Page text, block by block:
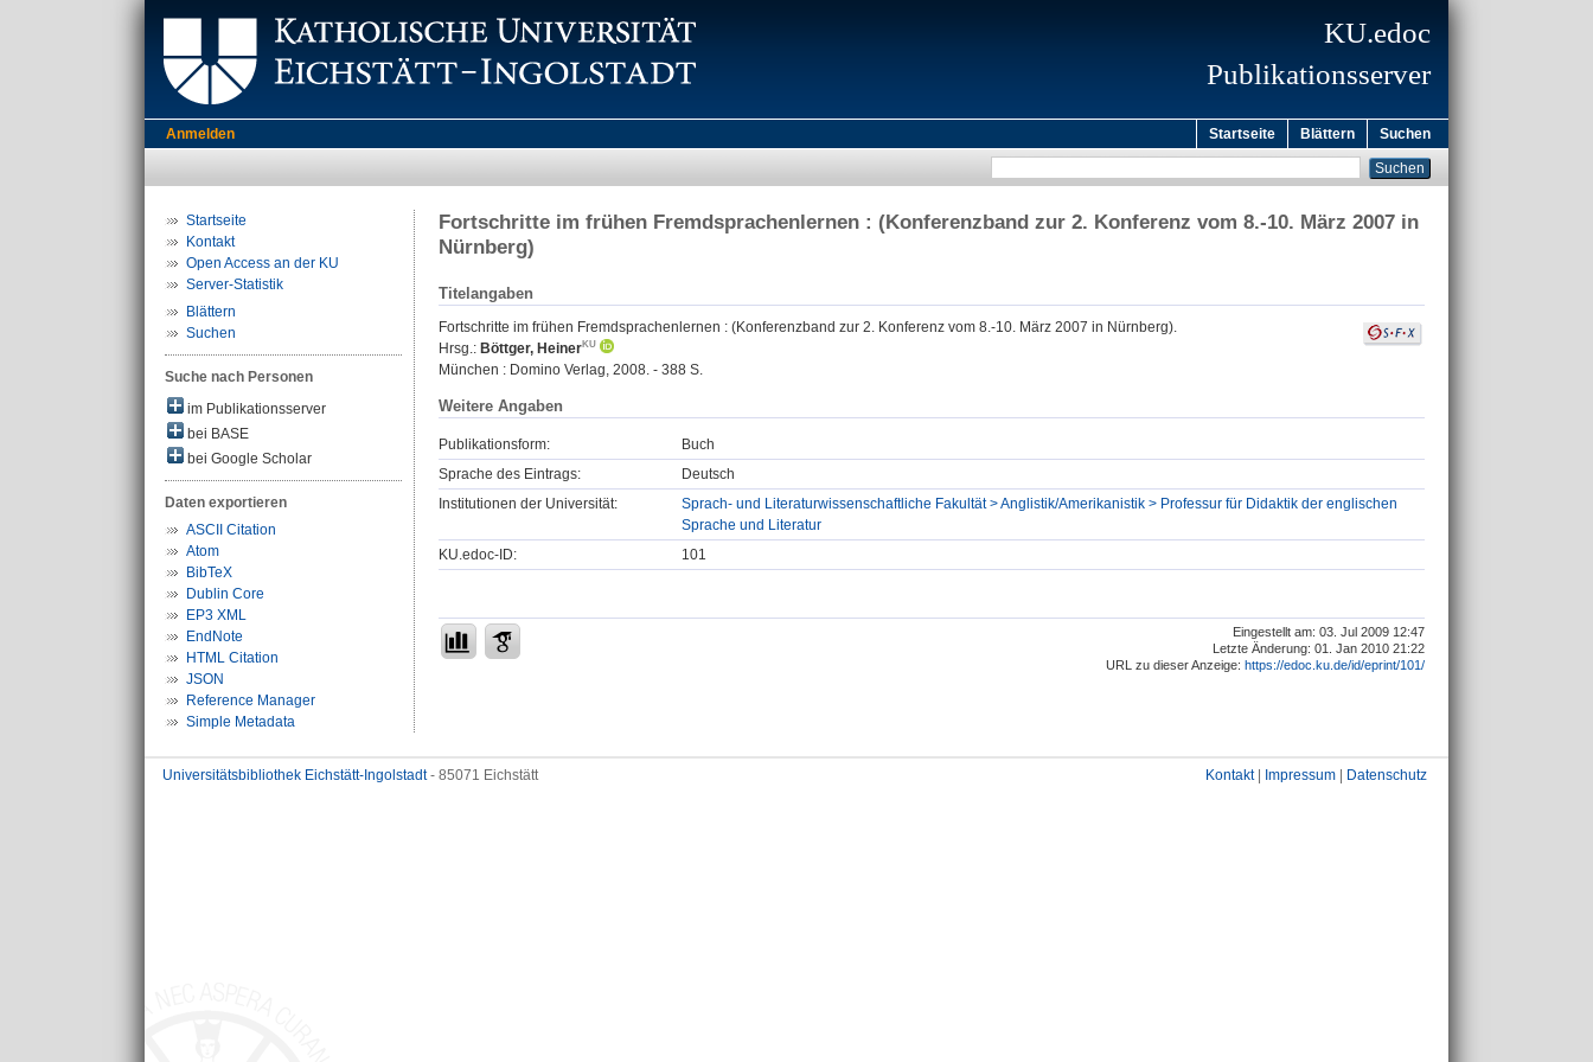
KU.edoc
Publikationsserver
Anmelden Startseite Blättern Suchen
Startseite
Kontakt
Open Access an der KU
Server-Statistik
Blättern
Suchen
Suche nach Personen
im Publikationsserver
bei BASE
bei Google Scholar
Daten exportieren
ASCII Citation
Atom
BibTeX
Dublin Core
EP3 XML
EndNote
HTML Citation
JSON
Reference Manager
Simple Metadata
Fortschritte im frühen Fremdsprachenlernen : (Konferenzband zur 2. Konferenz vom 8.-10. März 2007 in
Nürnberg)
Titelangaben
Fortschritte im frühen Fremdsprachenlernen : (Konferenzband zur 2. Konferenz vom 8.-10. März 2007 in Nürnberg).
Hrsg.: Böttger, Heiner
München : Domino Verlag, 2008. - 388 S.
Weitere Angaben
Publikationsform:
Buch
Sprache des Eintrags:
Deutsch
Institutionen der Universität:
Sprach- und Literaturwissenschaftliche Fakultät > Anglistik/Amerikanistik > Professur für Didaktik der englischen
Sprache und Literatur
KU.edoc-ID:
101
Eingestellt am: 03. Jul 2009 12:47
Letzte Änderung: 01. Jan 2010 21:22
URL zu dieser Anzeige: https://edoc.ku.de/id/eprint/101/
Universitätsbibliothek Eichstätt-Ingolstadt- 85071 Eichstätt Kontakt| Impressum Datenschutz